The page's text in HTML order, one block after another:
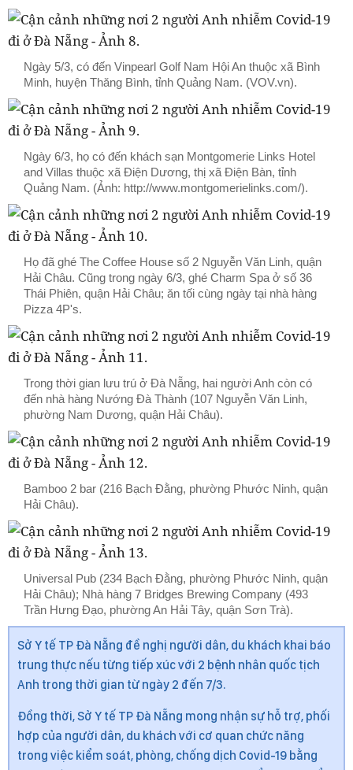
Ngày 5/3, có đến Vinpearl Golf Nam Hội An thuộc xã Bình
Minh, huyện Thăng Bình, tỉnh Quảng Nam. (VOV.vn).
Ngày 6/3, họ có đến khách sạn Montgomerie Links Hotel
and Villas thuộc xã Điện Dương, thị xã Điện Bàn, tỉnh
Quảng Nam. (Ảnh: http://www.montgomerielinks.com/).
Họ đã ghé The Coffee House số 2 Nguyễn Văn Linh, quận
Hải Châu. Cũng trong ngày 6/3, ghé Charm Spa ở số 36
Thái Phiên, quận Hải Châu; ăn tối cùng ngày tại nhà hàng
Pizza 4P's.
Trong thời gian lưu trú ở Đà Nẵng, hai người Anh còn có
đến nhà hàng Nướng Đà Thành (107 Nguyễn Văn Linh,
phường Nam Dương, quận Hải Châu).
Bamboo 2 bar (216 Bạch Đằng, phường Phước Ninh, quận
Hải Châu).
Universal Pub (234 Bạch Đằng, phường Phước Ninh, quận
Hải Châu); Nhà hàng 7 Bridges Brewing Company (493
Trần Hưng Đạo, phường An Hải Tây, quận Sơn Trà).
Sở Y tế TP Đà Nẵng đề nghị người dân, du khách khai báo
trung thực nếu từng tiếp xúc với 2 bệnh nhân quốc tịch
Anh trong thời gian từ ngày 2 đến 7/3.
Đồng thời, Sở Y tế TP Đà Nẵng mong nhận sự hỗ trợ, phối
hợp của người dân, du khách với cơ quan chức năng
trong việc kiểm soát, phòng, chống dịch Covid-19 bằng